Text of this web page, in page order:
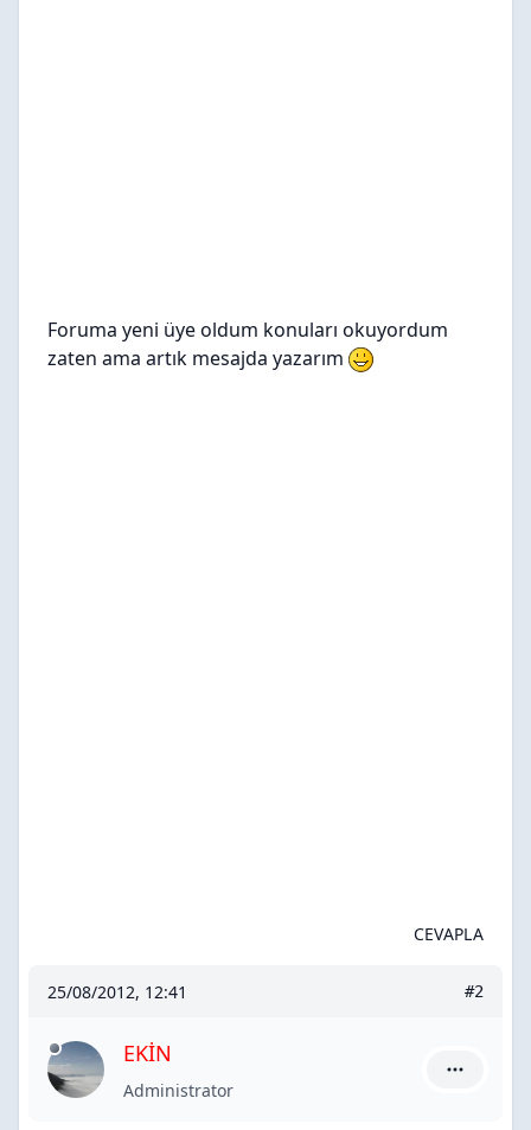
Foruma yeni üye oldum konuları okuyordum
zaten ama artık mesajda yazarım
CEVAPLA
25/08/2012, 12:41 #2
EKİN
Administrator